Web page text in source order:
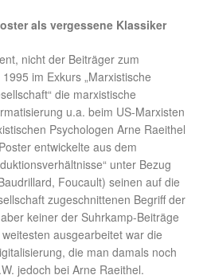
als vergessene Klassiker
nicht der Beiträger zum
im Exkurs „Marxistische
die marxistische
u.a. beim US-Marxisten
Psychologen Arne Raeithel
entwickelte aus dem
unter Bezug
Foucault) seinen auf die
zugeschnittenen Begriff der
keiner der Suhrkamp-Beiträge
ausgearbeitet war die
die man damals noch
jedoch bei Arne Raeithel.